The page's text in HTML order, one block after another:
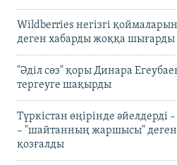
Wildberries негізгі
деген хабарды жоққа шығарды
"Әділ сөз" қоры Динара
тергеуге шақырды
Түркістан өңірінде әйелдерді
– "шайтанның жаршысы" деген
қозғалды